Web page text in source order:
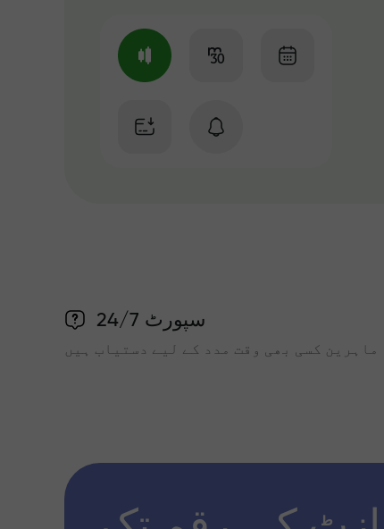
سپورٹ 24/7
ماہرین کسی بھی وقت مدد کے لیے دستیاب ہیں